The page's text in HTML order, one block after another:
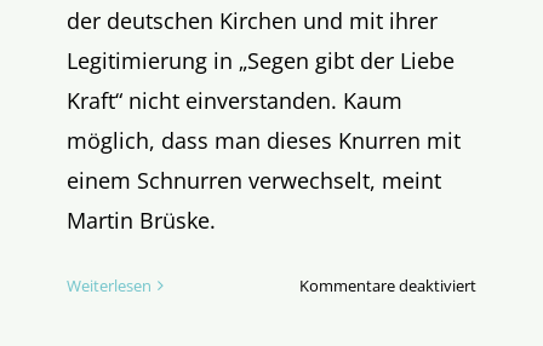
der deutschen Kirchen und mit ihrer
Legitimierung in „Segen gibt der Liebe
Kraft“ nicht einverstanden. Kaum
möglich, dass man dieses Knurren mit
einem Schnurren verwechselt, meint
Martin Brüske.
Weiterlesen Kommentare deaktiviertfür